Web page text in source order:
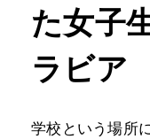
た女子
ラビア
学校という場所